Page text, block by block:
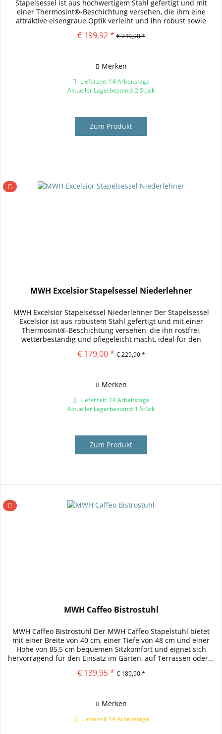
Stapelsessel ist aus hochwertigem Stahl gefertigt und mit
einer Thermosint®-Beschichtung versehen, die ihm eine
attraktive eisengraue Optik verleiht und ihn robust sowie
langlebig...
€ 199,92 * € 249,90 *
Merken
Lieferzeit: 14 Arbeitstage
Aktueller Lagerbestand: 2 Stück
Zum Produkt
MWH Excelsior Stapelsessel Niederlehner
MWH Excelsior Stapelsessel Niederlehner Der Stapelsessel
Excelsior ist aus robustem Stahl gefertigt und mit einer
Thermosint®-Beschichtung versehen, die ihn rostfrei,
wetterbeständig und pflegeleicht macht, ideal für den
Außeneinsatz....
€ 179,00 * € 229,90 *
Merken
Lieferzeit: 14 Arbeitstage
Aktueller Lagerbestand: 1 Stück
Zum Produkt
MWH Caffeo Bistrostuhl
MWH Caffeo Bistrostuhl Der MWH Caffeo Stapelstuhl bietet
mit einer Breite von 40 cm, einer Tiefe von 48 cm und einer
Höhe von 85,5 cm bequemen Sitzkomfort und eignet sich
hervorragend für den Einsatz im Garten, auf Terrassen oder...
€ 139,95 * € 189,90 *
Merken
Lieferzeit 14 Arbeitstage